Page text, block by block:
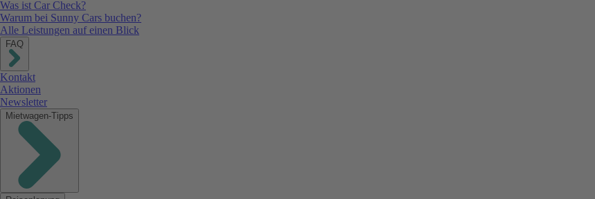
Was ist Car Check?
Warum bei Sunny Cars buchen?
Alle Leistungen auf einen Blick
FAQ
Kontakt
Aktionen
Newsletter
Mietwagen-Tipps